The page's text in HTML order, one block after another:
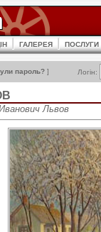
ГАЛЕРЕЯ ПОСЛУГИ
пароль? ] Логін:
Львов